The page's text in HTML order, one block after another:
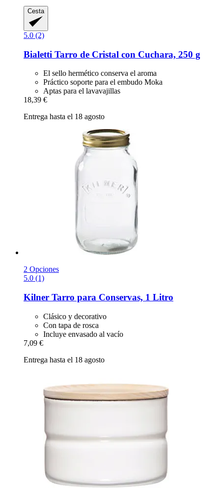
Cesta
5.0 (2)
Bialetti Tarro de Cristal con Cuchara, 250 g
El sello hermético conserva el aroma
Práctico soporte para el embudo Moka
Aptas para el lavavajillas
18,39 €
Entrega hasta el 18 agosto
2 Opciones
5.0 (1)
Kilner Tarro para Conservas, 1 Litro
Clásico y decorativo
Con tapa de rosca
Incluye envasado al vacío
7,09 €
Entrega hasta el 18 agosto